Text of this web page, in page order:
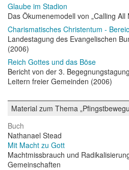
Glaube im Stadion
Das Ökumenemodell von „Calling All
Charismatisches Christentum -
Landestagung des Evangelischen
(2006)
Reich Gottes und das Böse
Bericht von der 3.
Leitern freier Gemeinden (2006)
Material zum Thema
Buch
Nathanael Stead
Mit Macht zu Gott
Machtmissbrauch und
Gemeinschaften